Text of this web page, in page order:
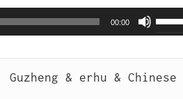
00:00
使
用
上
/
& erhu & Chinese